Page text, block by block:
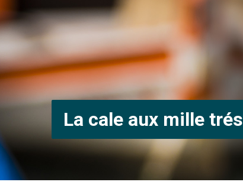
La cale aux mille